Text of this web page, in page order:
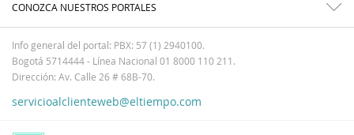
CONOZCA NUESTROS PORTALES
Info general del portal: PBX: 57 (1) 2940100.
Bogotá 5714444 - Línea Nacional 01 8000 110 211.
Dirección: Av. Calle 26 # 68B-70.
servicioalclienteweb@eltiempo.com